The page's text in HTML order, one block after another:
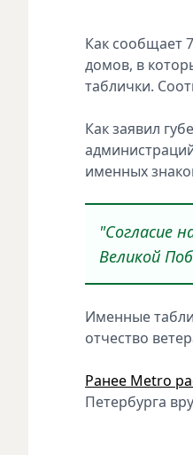
Как сообщает
домов, в
таблички.
Как заявил
именных
"Согласие
Великой
Именные
отчество
Ранее Metro
Петербурга